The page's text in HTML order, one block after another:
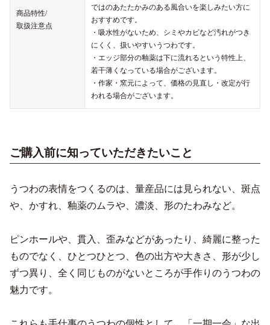
商品特性/
取扱注意点
ではのあたたかみのある風合いを楽しみたい方に
おすすめです。
・吸水性がないため、シミやカビなど汚れがつき
にくく、扱いやすいうつわです。
・エッジ部分の釉薬は下に流れるという特性上、
若干薄くなっている場合がございます。
・作家・窯元によって、価格の見直し・改定が行
われる場合がございます。
ご購入前に知っていただきたいこと
うつわの表情をつくるのは、量産品には見られない、斑点
や、かすれ、釉薬のムラや、濃淡、形のたわみなど。
ピンホールや、貫入、歪みなどがあったり、綺麗に整った
ものでなく、ひとつひとつ、色の出方や大きさ、形が少し
ずつ異り、全く同じものがないところが手作りのうつわの
魅力です。